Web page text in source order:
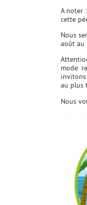
A noter
cette
Nous
août au
mode
au plus
Nous